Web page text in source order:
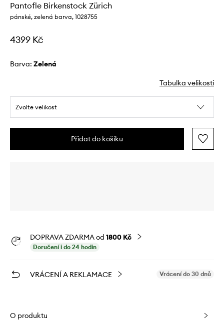
Pantofle Birkenstock Zürich
pánské, zelená barva, 1028755
4399 Kč
Barva: zelená
Tabulka velikosti
Zvolte velikost
Přidat do košíku
DOPRAVA ZDARMA od 1800 Kč
Doručení i do 24 hodin
VRÁCENÍ A REKLAMACE Vrácení do 30 dnů
O produktu